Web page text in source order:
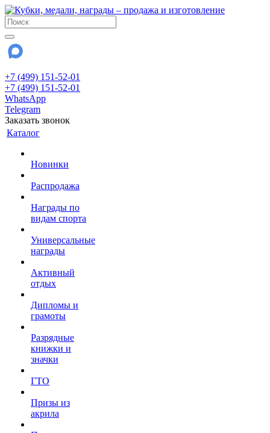
+7 (499) 151-52-01
+7 (499) 151-52-01
WhatsApp
Telegram
Заказать звонок
Каталог
Новинки
Распродажа
Награды по
видам спорта
Универсальные
награды
Активный
отдых
Дипломы и
грамоты
Разрядные
книжки и
значки
ГТО
Призы из
акрила